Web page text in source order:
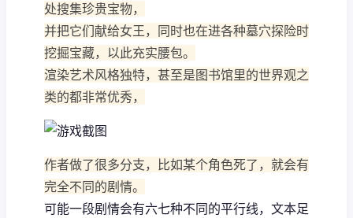
处搜集珍贵宝物，
并把它们献给女王，同时也在进各种墓穴探险时
挖掘宝藏，以此充实腰包。
渲染艺术风格独特，甚至是图书馆里的世界观之
类的都非常优秀，
作者做了很多分支，比如某个角色死了，就会有
完全不同的剧情。
可能一段剧情会有六七种不同的平行线，文本足